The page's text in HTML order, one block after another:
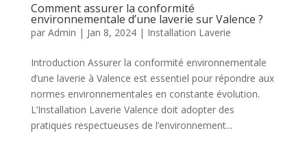
Comment assurer la conformité
environnementale d’une laverie sur Valence ?
par Admin | Jan 8, 2024| Installation Laverie
Introduction Assurer la conformité environnementale
d’une laverie à Valence est essentiel pour répondre aux
normes environnementales en constante évolution.
L’Installation Laverie Valence doit adopter des
pratiques respectueuses de l’environnement...